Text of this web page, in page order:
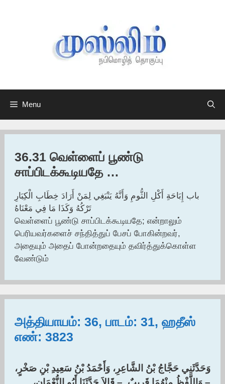
Menu
36.31 வெள்ளைப் பூண்டு
சாப்பிடக்கூடியதே …
باب إِبَاحَةِ أَكْلِ الثُّومِ وَأَنَّهُ يَنْبَغِي لِمَنْ أَرَادَ خِطَابِ الْكِبَارِ
تَرْكُهُ وَكَذَا مَا فِي مَعْنَاهُ
வெள்ளைப் பூண்டு சாப்பிடக்கூடியதே; என்றாலும்
பெரியவர்களைச் சந்தித்துப் பேசப் போகின்றவர்,
அதையும் அதைப் போன்றதையும் தவிர்த்துக்கொள்ள
வேண்டும்
அத்தியாயம்: 36, பாடம்: 31, ஹதீஸ்
எண்: 3823
وَحَدَّثَنِي حَجَّاجُ بْنُ الشَّاعِرِ، وَأَحْمَدُ بْنُ سَعِيدِ بْنِ صَخْرٍ،